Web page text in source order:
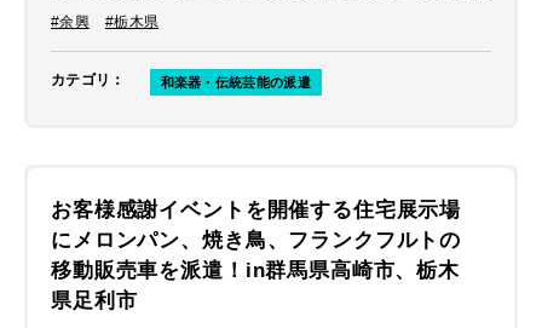
#余興
#栃木県
カテゴリ ： 和楽器・伝統芸能の派遣
お客様感謝イベントを開催する住宅展示場
にメロンパン、焼き鳥、フランクフルトの
移動販売車を派遣！in群馬県高崎市、栃木
県足利市